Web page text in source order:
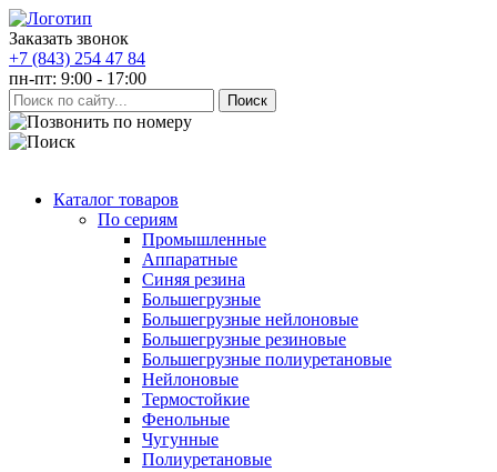
Заказать звонок
+7 (843) 254 47 84
пн-пт: 9:00 - 17:00
Каталог товаров
По сериям
Промышленные
Аппаратные
Синяя резина
Большегрузные
Большегрузные нейлоновые
Большегрузные резиновые
Большегрузные полиуретановые
Нейлоновые
Термостойкие
Фенольные
Чугунные
Полиуретановые